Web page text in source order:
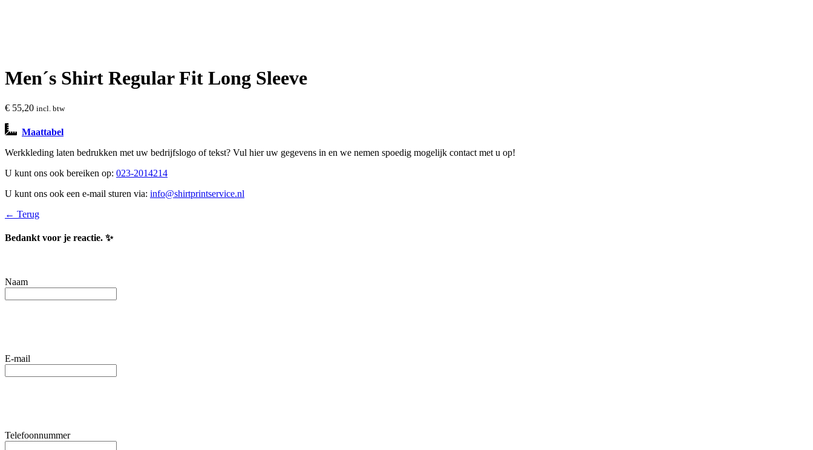
Men´s Shirt Regular Fit Long Sleeve
€ 55,20 incl. btw
Maattabel
Werkkleding laten bedrukken met uw bedrijfslogo of tekst? Vul hier uw gegevens in en we nemen spoedig mogelijk contact met u op!
U kunt ons ook bereiken op: 023-2014214
U kunt ons ook een e-mail sturen via: info@shirtprintservice.nl
← Terug
Bedankt voor je reactie. ✨
Naam
E-mail
Telefoonnummer